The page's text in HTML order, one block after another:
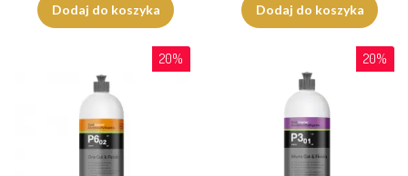
Dodaj do koszyka
Dodaj do koszyka
20% 20%